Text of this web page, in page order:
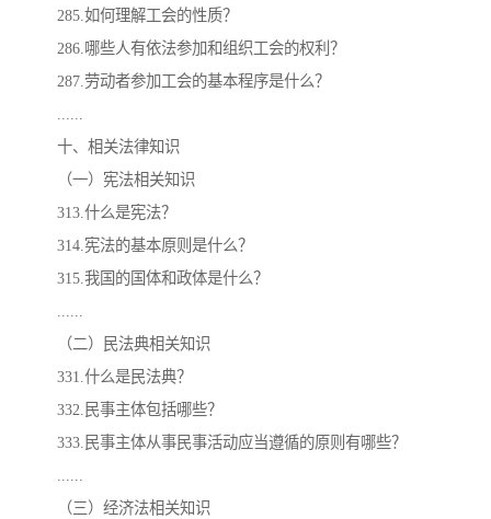
285.如何理解工会的性质？
286.哪些人有依法参加和组织工会的权利？
287.劳动者参加工会的基本程序是什么？
......
十、相关法律知识
（一）宪法相关知识
313.什么是宪法？
314.宪法的基本原则是什么？
315.我国的国体和政体是什么？
......
（二）民法典相关知识
331.什么是民法典？
332.民事主体包括哪些？
333.民事主体从事民事活动应当遵循的原则有哪些？
......
（三）经济法相关知识